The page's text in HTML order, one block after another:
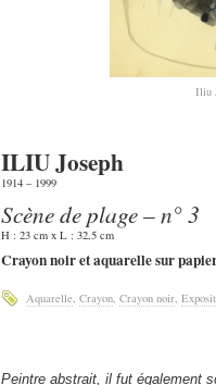
Iliu
ILIU Joseph
1914 – 1999
Scène de plage – n° 3
H : 23 cm x L : 32,5 cm
Crayon noir et aquarelle sur
Aquarelle Crayon Crayon noir
Peintre abstrait, il fut également